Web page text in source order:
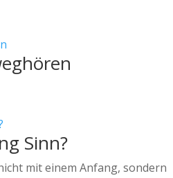
Sinn?
mit einem Anfang, sondern